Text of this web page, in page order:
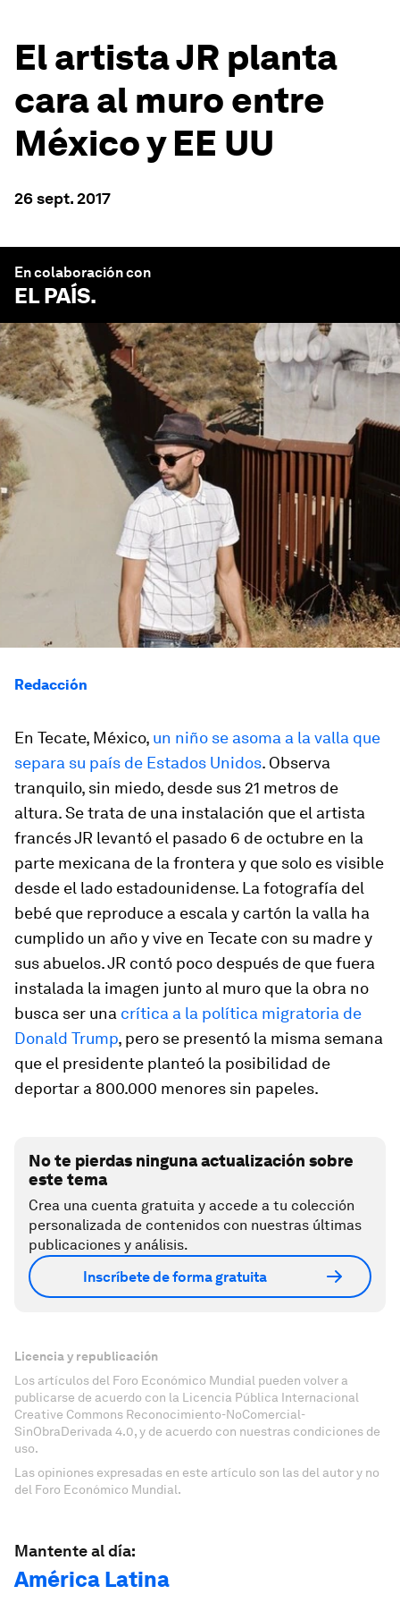
El artista JR planta
cara al muro entre
México y EE UU
26 sept. 2017
En colaboración con
EL PAÍS.
Redacción
En Tecate, México, un niño se asoma a la valla que
separa su país de Estados Unidos. Observa
tranquilo, sin miedo, desde sus 21 metros de
altura. Se trata de una instalación que el artista
francés JR levantó el pasado 6 de octubre en la
parte mexicana de la frontera y que solo es visible
desde el lado estadounidense. La fotografía del
bebé que reproduce a escala y cartón la valla ha
cumplido un año y vive en Tecate con su madre y
sus abuelos. JR contó poco después de que fuera
instalada la imagen junto al muro que la obra no
busca ser una crítica a la política migratoria de
Donald Trump, pero se presentó la misma semana
que el presidente planteó la posibilidad de
deportar a 800.000 menores sin papeles.
No te pierdas ninguna actualización sobre
este tema
Crea una cuenta gratuita y accede a tu colección
personalizada de contenidos con nuestras últimas
publicaciones y análisis.
Inscríbete de forma gratuita
Licencia y republicación
Los artículos del Foro Económico Mundial pueden volver a
publicarse de acuerdo con la Licencia Pública Internacional
Creative Commons Reconocimiento-NoComercial-
SinObraDerivada 4.0, y de acuerdo con nuestras condiciones de
uso.
Las opiniones expresadas en este artículo son las del autor y no
del Foro Económico Mundial.
Mantente al día:
América Latina